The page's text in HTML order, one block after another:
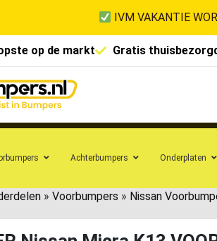
IVM VAKANTIE
op de markt Gratis
Achterbumpers Onderplaten
» Voorbumpers » Nissan